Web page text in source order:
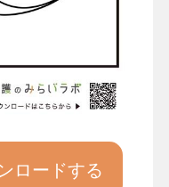
ロードする